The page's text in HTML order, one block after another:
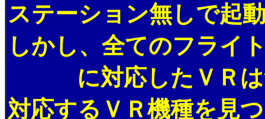
ステーション無しで起
しかし、全てのフライ
に対応したＶＲは無
対応するＶＲ機種を見